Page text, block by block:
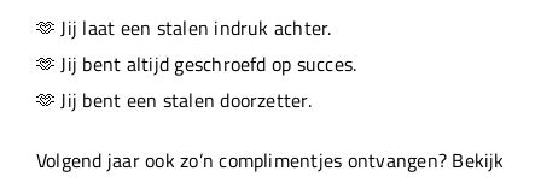
🫶 Jij laat een stalen indruk achter.
🫶 Jij bent altijd geschroefd op succes.
🫶 Jij bent een stalen doorzetter.
Volgend jaar ook zo’n complimentjes ontvangen? Bekijk